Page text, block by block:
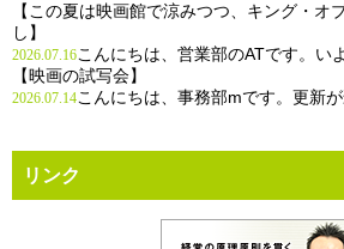
【この夏は映画館で涼みつつ、キング・オ
し】
2026.07.16こんにちは、営業部のATです。い
【映画の試写会】
2026.07.14こんにちは、事務部mです。更新
リンク